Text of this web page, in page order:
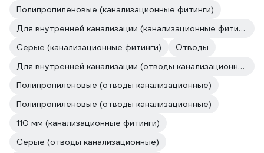
Полипропиленовые (канализационные фитинги)
Для внутренней канализации (канализационные фитинги)
Серые (канализационные фитинги)
Отводы
Для внутренней канализации (отводы канализационные)
Полипропиленовые (отводы канализационные)
Полипропиленовые (отводы канализационные)
110 мм (канализационные фитинги)
Серые (отводы канализационные)